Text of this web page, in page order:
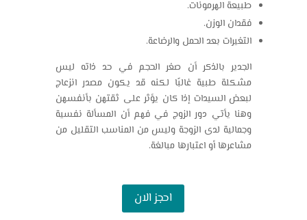
طبيعة الهرمونات.
فقدان الوزن.
التغيرات بعد الحمل والرضاعة.
الجدير بالذكر أن صغر الحجم في حد ذاته ليس
مشكلة طبية غالبًا لكنه قد يكون مصدر انزعاج
لبعض السيدات إذا كان يؤثر على ثقتهن بأنفسهن
وهنا يأتي دور الزوج في فهم أن المسألة نفسية
وجمالية لدى الزوجة وليس من المناسب التقليل من
مشاعرها أو اعتبارها مبالغة.
احجز الان